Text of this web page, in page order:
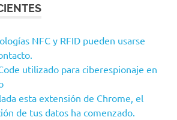
NFC y RFID pueden usarse
utilizado para ciberespionaje en
esta extensión de Chrome, el
de tus datos ha comenzado.